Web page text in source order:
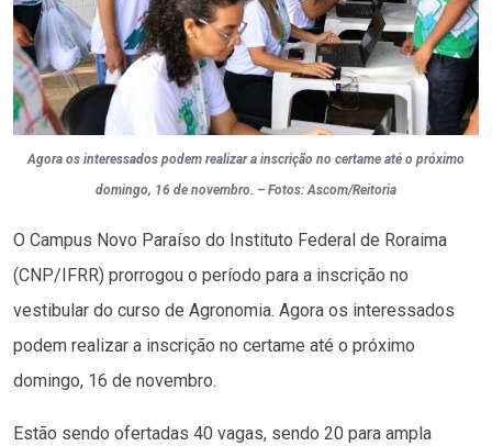
Agora os interessados podem realizar a inscrição no certame até o próximo
domingo, 16 de novembro. – Fotos: Ascom/Reitoria
O Campus Novo Paraíso do Instituto Federal de Roraima
(CNP/IFRR) prorrogou o período para a inscrição no
vestibular do curso de Agronomia. Agora os interessados
podem realizar a inscrição no certame até o próximo
domingo, 16 de novembro.
Estão sendo ofertadas 40 vagas, sendo 20 para ampla